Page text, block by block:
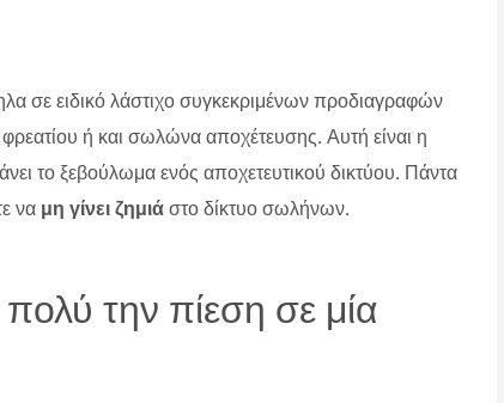
σε ειδικό λάστιχο συγκεκριμένων προδιαγραφών
φρεατίου ή και σωλώνα αποχέτευσης. Αυτή είναι η
το ξεβούλωμα ενός αποχετευτικού δικτύου. Πάντα
να μη γίνει ζημιάστο δίκτυο σωλήνων.
την πίεση σε μία